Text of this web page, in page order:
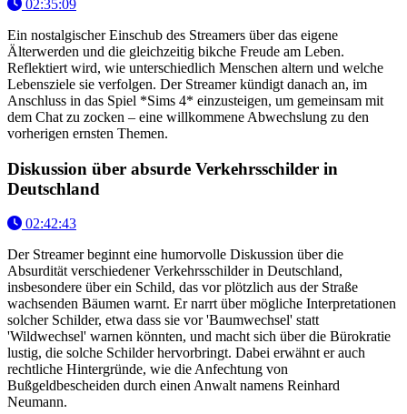
02:35:09
Ein nostalgischer Einschub des Streamers über das eigene
Älterwerden und die gleichzeitig bikche Freude am Leben.
Reflektiert wird, wie unterschiedlich Menschen altern und welche
Lebensziele sie verfolgen. Der Streamer kündigt danach an, im
Anschluss in das Spiel *Sims 4* einzusteigen, um gemeinsam mit
dem Chat zu zocken – eine willkommene Abwechslung zu den
vorherigen ernsten Themen.
Diskussion über absurde Verkehrsschilder in
Deutschland
02:42:43
Der Streamer beginnt eine humorvolle Diskussion über die
Absurdität verschiedener Verkehrsschilder in Deutschland,
insbesondere über ein Schild, das vor plötzlich aus der Straße
wachsenden Bäumen warnt. Er narrt über mögliche Interpretationen
solcher Schilder, etwa dass sie vor 'Baumwechsel' statt
'Wildwechsel' warnen könnten, und macht sich über die Bürokratie
lustig, die solche Schilder hervorbringt. Dabei erwähnt er auch
rechtliche Hintergründe, wie die Anfechtung von
Bußgeldbescheiden durch einen Anwalt namens Reinhard
Neumann.